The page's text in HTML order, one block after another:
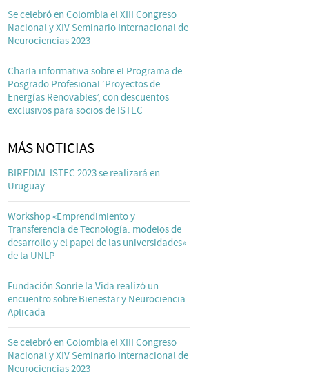
Se celebró en Colombia el XIII Congreso
Nacional y XIV Seminario Internacional de
Neurociencias 2023
Charla informativa sobre el Programa de
Posgrado Profesional ‘Proyectos de
Energías Renovables’, con descuentos
exclusivos para socios de ISTEC
MÁS NOTICIAS
BIREDIAL ISTEC 2023 se realizará en
Uruguay
Workshop «Emprendimiento y
Transferencia de Tecnología: modelos de
desarrollo y el papel de las universidades»
de la UNLP
Fundación Sonríe la Vida realizó un
encuentro sobre Bienestar y Neurociencia
Aplicada
Se celebró en Colombia el XIII Congreso
Nacional y XIV Seminario Internacional de
Neurociencias 2023